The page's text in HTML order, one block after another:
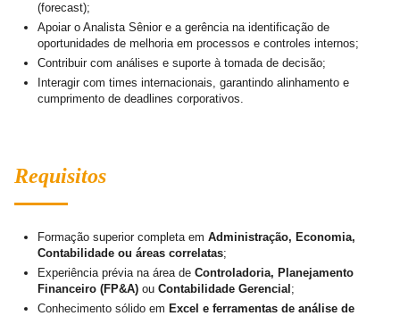
(forecast);
Apoiar o Analista Sênior e a gerência na identificação de
oportunidades de melhoria em processos e controles internos;
Contribuir com análises e suporte à tomada de decisão;
Interagir com times internacionais, garantindo alinhamento e
cumprimento de deadlines corporativos.
Requisitos
Formação superior completa em Administração, Economia,
Contabilidade ou áreas correlatas;
Experiência prévia na área de Controladoria, Planejamento
Financeiro (FP&A) ou Contabilidade Gerencial;
Conhecimento sólido em Excel e ferramentas de análise de